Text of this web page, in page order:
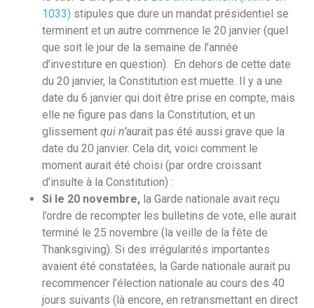
1033) stipules que dure un mandat présidentiel se
terminent et un autre commence le 20 janvier (quel
que soit le jour de la semaine de l’année
d’investiture en question). En dehors de cette date
du 20 janvier, la Constitution est muette. Il y a une
date du 6 janvier qui doit être prise en compte, mais
elle ne figure pas dans la Constitution, et un
glissement qui n’aurait pas été aussi grave que la
date du 20 janvier. Cela dit, voici comment le
moment aurait été choisi (par ordre croissant
d’insulte à la Constitution) :
Si le 20 novembre, la Garde nationale avait reçu
l’ordre de recompter les bulletins de vote, elle aurait
terminé le 25 novembre (la veille de la fête de
Thanksgiving). Si des irrégularités importantes
avaient été constatées, la Garde nationale aurait pu
recommencer l’élection nationale au cours des 40
jours suivants (là encore, en retransmettant en direct